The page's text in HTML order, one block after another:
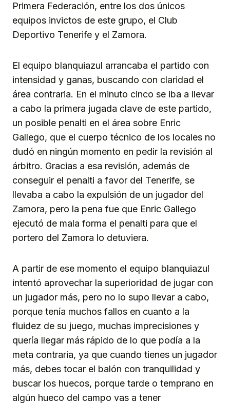
Primera Federación, entre los dos únicos
equipos invictos de este grupo, el Club
Deportivo Tenerife y el Zamora.
El equipo blanquiazul arrancaba el partido con
intensidad y ganas, buscando con claridad el
área contraria. En el minuto cinco se iba a llevar
a cabo la primera jugada clave de este partido,
un posible penalti en el área sobre Enric
Gallego, que el cuerpo técnico de los locales no
dudó en ningún momento en pedir la revisión al
árbitro. Gracias a esa revisión, además de
conseguir el penalti a favor del Tenerife, se
llevaba a cabo la expulsión de un jugador del
Zamora, pero la pena fue que Enric Gallego
ejecutó de mala forma el penalti para que el
portero del Zamora lo detuviera.
A partir de ese momento el equipo blanquiazul
intentó aprovechar la superioridad de jugar con
un jugador más, pero no lo supo llevar a cabo,
porque tenía muchos fallos en cuanto a la
fluidez de su juego, muchas imprecisiones y
quería llegar más rápido de lo que podía a la
meta contraria, ya que cuando tienes un jugador
más, debes tocar el balón con tranquilidad y
buscar los huecos, porque tarde o temprano en
algún hueco del campo vas a tener